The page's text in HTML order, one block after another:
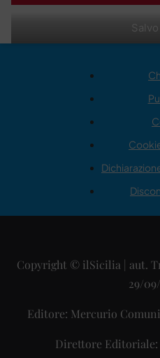
Copyright © ilSicilia | aut.
29/
Editore: Mercurio
Direttore